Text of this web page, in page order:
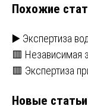
Похожие
▶️ Экспертиза
🟥 Независимая
🟥 Экспертиза
Новые статьи